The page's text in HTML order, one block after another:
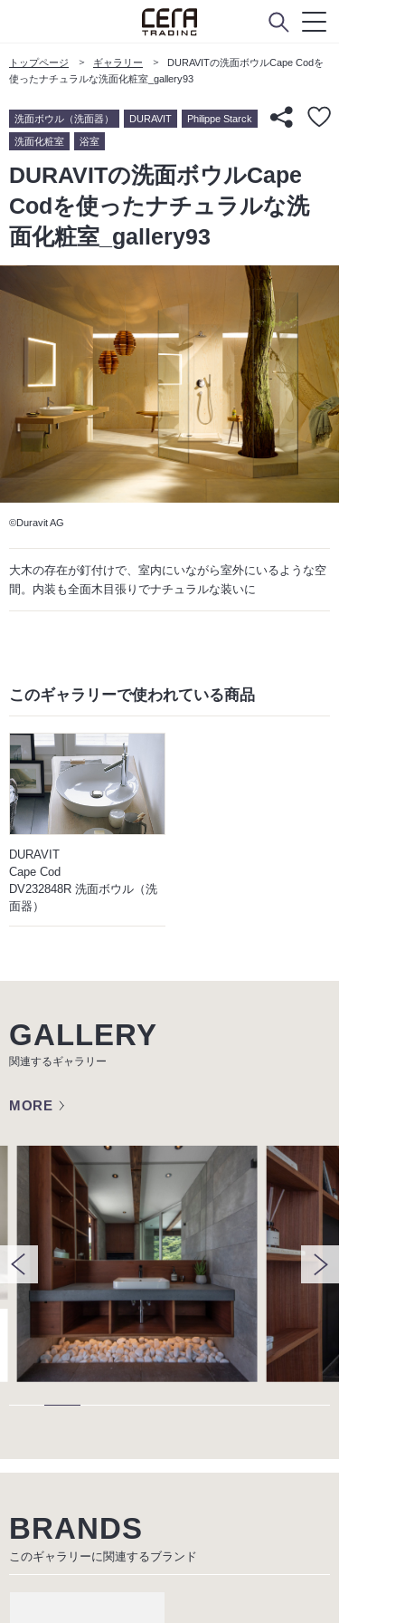
トップページ ギャラリー
DURAVITの洗面ボウルCape Codを
使ったナチュラルな洗面化粧室_gallery93
洗面ボウル（洗面器） DURAVIT Philippe Starck
洗面化粧室 浴室
DURAVITの洗面ボウルCape
Codを使ったナチュラルな洗
面化粧室_gallery93
©Duravit AG
大木の存在が釘付けで、室内にいながら室外にいるような空
間。内装も全面木目張りでナチュラルな装いに
このギャラリーで使われている商品
DURAVIT
Cape Cod
DV232848R 洗面ボウル（洗
面器）
GALLERY
関連するギャラリー
MORE
BRANDS
このギャラリーに関連するブランド